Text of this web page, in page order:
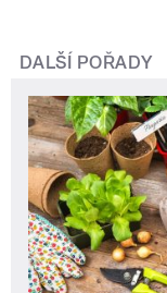
DALŠÍ POŘADY